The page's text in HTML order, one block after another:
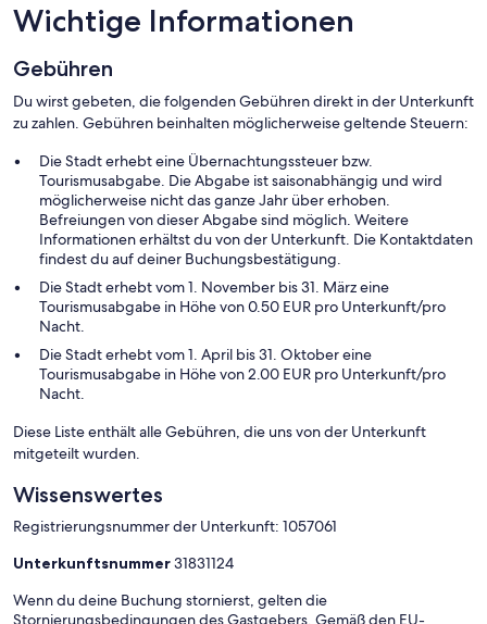
Wichtige Informationen
Gebühren
Du wirst gebeten, die folgenden Gebühren direkt in der Unterkunft
zu zahlen. Gebühren beinhalten möglicherweise geltende Steuern:
Die Stadt erhebt eine Übernachtungssteuer bzw.
Tourismusabgabe. Die Abgabe ist saisonabhängig und wird
möglicherweise nicht das ganze Jahr über erhoben.
Befreiungen von dieser Abgabe sind möglich. Weitere
Informationen erhältst du von der Unterkunft. Die Kontaktdaten
findest du auf deiner Buchungsbestätigung.
Die Stadt erhebt vom 1. November bis 31. März eine
Tourismusabgabe in Höhe von 0.50 EUR pro Unterkunft/pro
Nacht.
Die Stadt erhebt vom 1. April bis 31. Oktober eine
Tourismusabgabe in Höhe von 2.00 EUR pro Unterkunft/pro
Nacht.
Diese Liste enthält alle Gebühren, die uns von der Unterkunft
mitgeteilt wurden.
Wissenswertes
Registrierungsnummer der Unterkunft: 1057061
Unterkunftsnummer31831124
Wenn du deine Buchung stornierst, gelten die
Stornierungsbedingungen des Gastgebers. Gemäß den EU-